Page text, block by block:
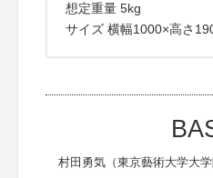
想定重量 5kg
サイズ 横幅1000×高さ
村田勇気（東京藝術大学大